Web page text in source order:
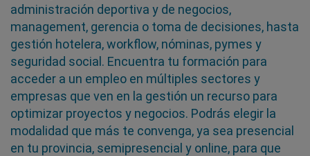
administración deportiva y de negocios,
management, gerencia o toma de decisiones, hasta
gestión hotelera, workflow, nóminas, pymes y
seguridad social. Encuentra tu formación para
acceder a un empleo en múltiples sectores y
empresas que ven en la gestión un recurso para
optimizar proyectos y negocios. Podrás elegir la
modalidad que más te convenga, ya sea presencial
en tu provincia, semipresencial y online, para que